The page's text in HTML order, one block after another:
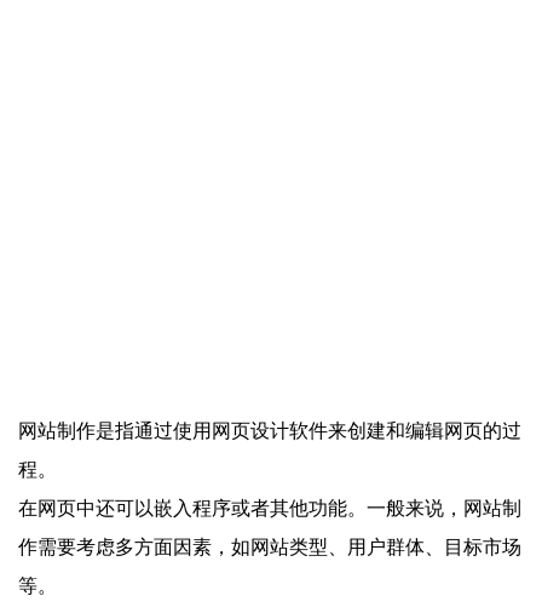
网站制作是指通过使用网页设计软件来创建和编辑网页的过
程。
在网页中还可以嵌入程序或者其他功能。一般来说，网站制
作需要考虑多方面因素，如网站类型、用户群体、目标市场
等。